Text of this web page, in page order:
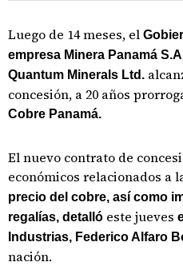
Luego de 14 meses, el
empresa Minera Panamá S.A
Quantum Minerals Ltd.
concesión, a 20 años
Cobre Panamá.
El nuevo contrato de
económicos relacionados a
precio del cobre, así como
regalías, detalló este jueves
Industrias, Federico Alfaro
nación.